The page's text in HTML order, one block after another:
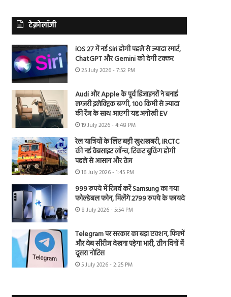
टेक्नोलॉजी
iOS 27 में नई Siri होगी पहले से ज्यादा स्मार्ट,
ChatGPT और Gemini को देगी टक्कर
25 July 2026 - 7:52 PM
Audi और Apple के पूर्व डिजाइनरों ने बनाई
लग्जरी इलेक्ट्रिक बग्गी, 100 किमी से ज्यादा
की रेंज के साथ आएगी यह अनोखी EV
19 July 2026 - 4:48 PM
रेल यात्रियों के लिए बड़ी खुशखबरी, IRCTC
की नई वेबसाइट लॉन्च, टिकट बुकिंग होगी
पहले से आसान और तेज
16 July 2026 - 1:45 PM
999 रुपये में रिजर्व करें Samsung का नया
फोल्डेबल फोन, मिलेंगे 2799 रुपये के फायदे
8 July 2026 - 5:54 PM
Telegram पर सरकार का बड़ा एक्शन, फिल्में
और वेब सीरीज देखना पड़ेगा भारी, तीन दिनों में
दूसरा नोटिस
5 July 2026 - 2:25 PM